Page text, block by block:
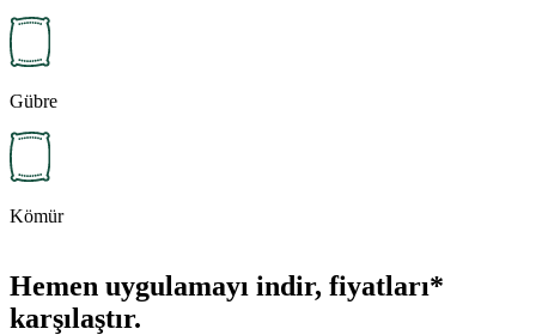
Gübre
Kömür
Hemen uygulamayı indir, fiyatları*
karşılaştır.